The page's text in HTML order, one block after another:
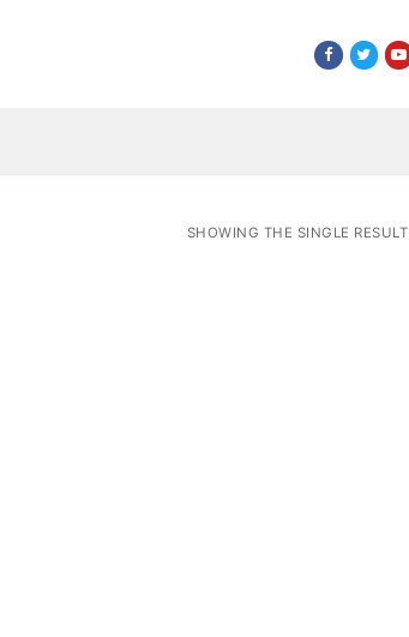
SHOWING THE SINGLE RESULT